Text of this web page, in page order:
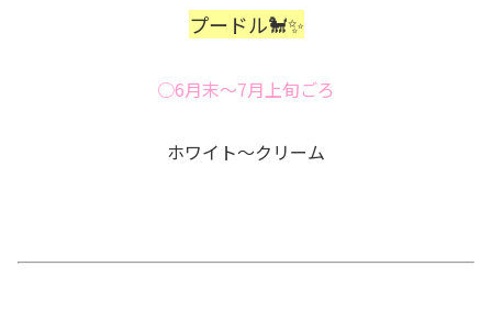
プードル🐩✨
○6月末〜7月上旬ごろ
ホワイト〜クリーム